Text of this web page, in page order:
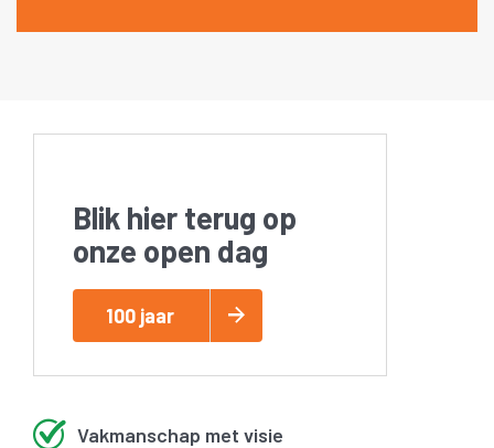
Blik hier terug op
onze open dag
100 jaar
Vakmanschap met visie